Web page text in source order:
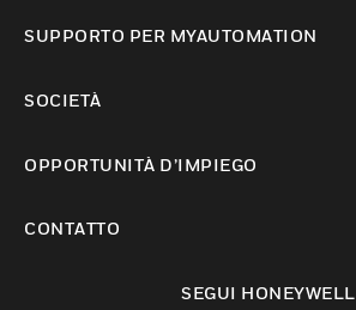
SUPPORTO PER MYAUTOMATION
SOCIETÀ
OPPORTUNITÀ D’IMPIEGO
CONTATTO
SEGUI HONEYWELL